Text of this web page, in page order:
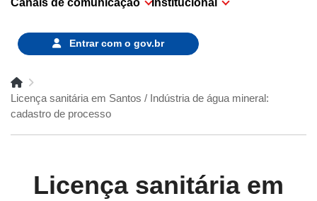
Entrar com o gov.br
Licença sanitária em Santos / Indústria de água mineral:
cadastro de processo
Licença sanitária em